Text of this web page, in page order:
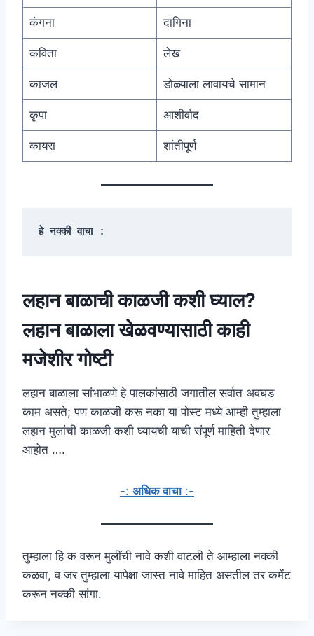
कंगना दागिना
कविता लेख
काजल डोळ्याला लावायचे सामान
कृपा आशीर्वाद
कायरा शांतीपूर्ण
हे नक्की वाचा :
लहान बाळाची काळजी कशी घ्याल?
लहान बाळाला खेळवण्यासाठी काही
मजेशीर गोष्टी
लहान बाळाला सांभाळणे हे पालकांसाठी जगातील सर्वात अवघड
काम असते; पण काळजी करू नका या पोस्ट मध्ये आम्ही तुम्हाला
लहान मुलांची काळजी कशी घ्यायची याची संपूर्ण माहिती देणार
आहोत ….
-: अधिक वाचा:-
तुम्हाला हि क वरून मुलींची नावे कशी वाटली ते आम्हाला नक्की
कळवा, व जर तुम्हाला यापेक्षा जास्त नावे माहित असतील तर कमेंट
करून नक्की सांगा.